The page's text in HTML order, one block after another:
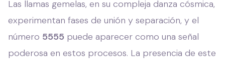
Las llamas gemelas, en su compleja danza cósmica,
experimentan fases de unión y separación, y el
número 5555 puede aparecer como una señal
poderosa en estos procesos. La presencia de este